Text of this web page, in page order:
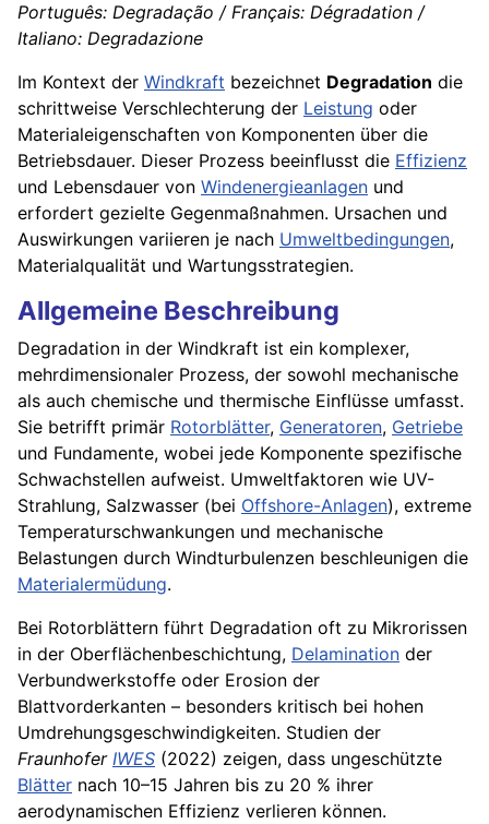
Português: Degradação / Français: Dégradation /
Italiano: Degradazione
Im Kontext der Windkraft bezeichnet Degradation die
schrittweise Verschlechterung der Leistung oder
Materialeigenschaften von Komponenten über die
Betriebsdauer. Dieser Prozess beeinflusst die Effizienz
und Lebensdauer von Windenergieanlagen und
erfordert gezielte Gegenmaßnahmen. Ursachen und
Auswirkungen variieren je nach Umweltbedingungen,
Materialqualität und Wartungsstrategien.
Allgemeine Beschreibung
Degradation in der Windkraft ist ein komplexer,
mehrdimensionaler Prozess, der sowohl mechanische
als auch chemische und thermische Einflüsse umfasst.
Sie betrifft primär Rotorblätter, Generatoren, Getriebe
und Fundamente, wobei jede Komponente spezifische
Schwachstellen aufweist. Umweltfaktoren wie UV-
Strahlung, Salzwasser (bei Offshore-Anlagen), extreme
Temperaturschwankungen und mechanische
Belastungen durch Windturbulenzen beschleunigen die
Materialermüdung.
Bei Rotorblättern führt Degradation oft zu Mikrorissen
in der Oberflächenbeschichtung, Delamination der
Verbundwerkstoffe oder Erosion der
Blattvorderkanten – besonders kritisch bei hohen
Umdrehungsgeschwindigkeiten. Studien der
Fraunhofer IWES (2022) zeigen, dass ungeschützte
Blätter nach 10–15 Jahren bis zu 20 % ihrer
aerodynamischen Effizienz verlieren können.